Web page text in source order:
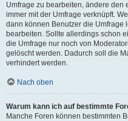
Umfrage zu bearbeiten, ändere den
immer mit der Umfrage verknüpft.
dann können Benutzer die Umfrage
bearbeiten. Sollte allerdings schon
die Umfrage nur noch von
gelöscht werden. Dadurch soll die
verhindert werden.
Nach oben
Warum kann ich auf bestimmte
Manche Foren können bestimmten